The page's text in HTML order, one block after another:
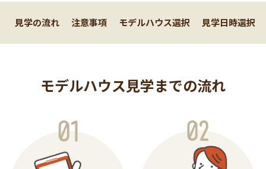
見学の流れ 注意事項 モデルハウス選択 見学日時選択
モデルハウス見学までの流れ